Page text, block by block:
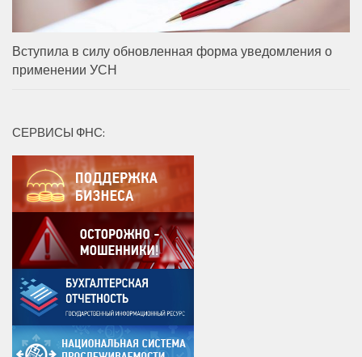
Вступила в силу обновленная форма уведомления о
применении УСН
СЕРВИСЫ ФНС: